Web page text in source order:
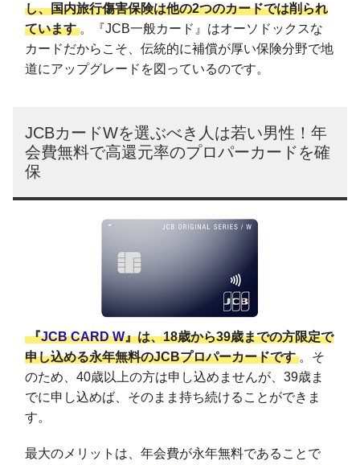
し、国内旅行傷害保険は他の2つのカードでは削られ
ています 。『JCB一般カード』はオーソドックスな
カードだからこそ、伝統的に補償が厚い保険分野で地
道にアップグレードを図っているのです。
JCBカードWを選ぶべき人は若い男性！年
会費無料で高還元率のプロパーカードを確
保
『JCB CARD W』は、18歳から39歳までの方限定で
申し込める永年無料のJCBプロパーカードです 。そ
のため、40歳以上の方は申し込めませんが、39歳ま
でに申し込めば、そのまま持ち続けることができま
す。
最大のメリットは、年会費が永年無料であることで